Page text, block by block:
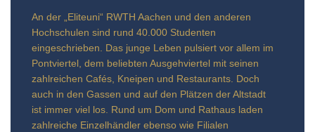
An der „Eliteuni“ RWTH Aachen und den anderen
Hochschulen sind rund 40.000 Studenten
eingeschrieben. Das junge Leben pulsiert vor allem im
Pontviertel, dem beliebten Ausgehviertel mit seinen
zahlreichen Cafés, Kneipen und Restaurants. Doch
auch in den Gassen und auf den Plätzen der Altstadt
ist immer viel los. Rund um Dom und Rathaus laden
zahlreiche Einzelhändler ebenso wie Filialen